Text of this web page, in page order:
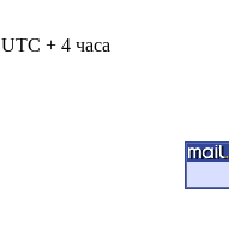
+ 4 часа